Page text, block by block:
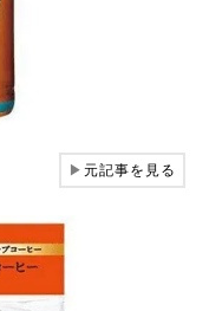
▶元記事を見る